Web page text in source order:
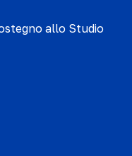
allo Studio